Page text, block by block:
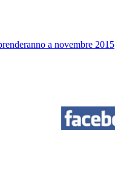
a novembre 2015